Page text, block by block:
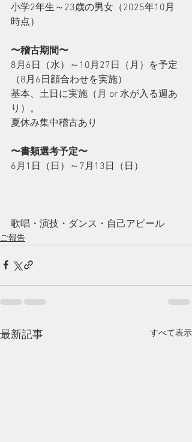
小学2年生～23歳の男女（2025年10月
時点）
〜稽古期間〜
8月6日（水）～10月27日（月）を予定
（8月6日顔合わせを実施）
基本、土日に実施（月 or 水が入る週あ
り）。
夏休み集中稽古あり
〜書類選考予定〜
6月1日（日）～7月13日（日）
歌唱・演技・ダンス・自己アピール
ご報告
最新記事 すべて表示